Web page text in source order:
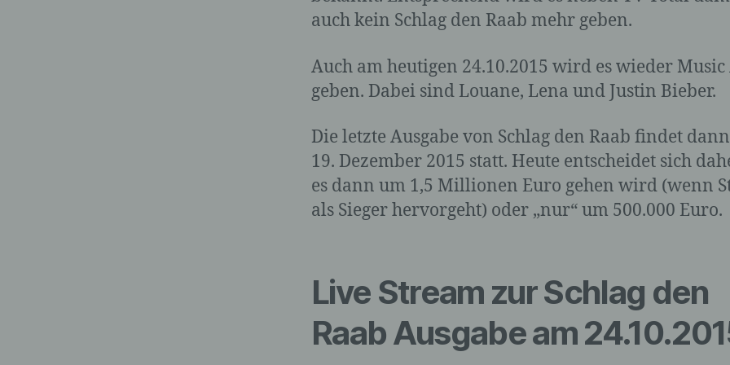
auch kein Schlag den Raab mehr geben.
Auch am heutigen 24.10.2015 wird es wieder Music
geben. Dabei sind Louane, Lena und Justin Bieber.
Die letzte Ausgabe von Schlag den Raab findet
19. Dezember 2015 statt. Heute entscheidet sich
es dann um 1,5 Millionen Euro gehen wird (wenn
als Sieger hervorgeht) oder „nur“ um 500.000 Euro.
Live Stream zur Schlag den
Raab Ausgabe am
Verknüpfung, die Einschränkung, das Löschen oder die
Vernichtung.
d) Einschränkung der Verarbeitung
Einschränkung der Verarbeitung ist die Markierung
gespeicherter personenbezogener Daten mit dem Ziel,
künftige Verarbeitung einzuschränken.
Profiling ist jede Art der automatisierten Verarbeitung
personenbezogener Daten, die darin besteht, dass diese
personenbezogenen Daten verwendet werden, um
persönliche Aspekte, die sich auf eine natürliche Person
beziehen, zu bewerten, insbesondere, um Aspekte